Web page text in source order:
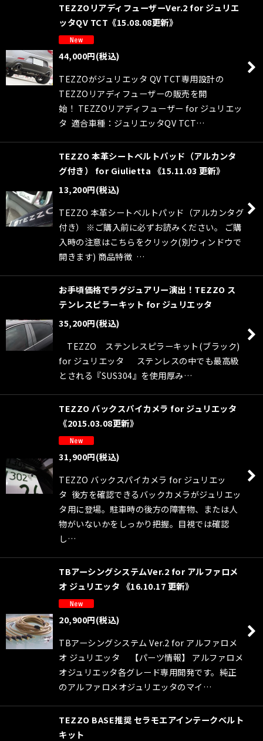
TEZZOリアディフューザーVer.2 for ジュリエ
ッタQV TCT《15.08.08更新》
44,000円(税込)
TEZZOがジュリエッタ QV TCT専用設計の
TEZZOリアディフューザーの販売を開
始！ TEZZOリアディフューザー for ジュリエッ
タ 適合車種：ジュリエッタQV TCT…
TEZZO 本革シートベルトパッド（アルカンタ
グ付き） for Giulietta 《15.11.03 更新》
13,200円(税込)
TEZZO 本革シートベルトパッド（アルカンタグ
付き） ※ご購入前に必ずお読みください。 ご購
入時の注意はこちらをクリック(別ウィンドウで
開きます) 商品特徴 …
お手頃価格でラグジュアリー演出！TEZZO ス
テンレスピラーキット for ジュリエッタ
35,200円(税込)
TEZZO ステンレスピラーキット(ブラック)
for ジュリエッタ ステンレスの中でも最高級
とされる『SUS304』を使用厚み…
TEZZO バックスパイカメラ for ジュリエッタ
《2015.03.08更新》
31,900円(税込)
TEZZO バックスパイカメラ for ジュリエッ
タ 後方を確認できるバックカメラがジュリエッ
タ用に登場。駐車時の後方の障害物、または人
物がいないかをしっかり把握。目視では確認
し…
TBアーシングシステムVer.2 for アルファロメ
オ ジュリエッタ 《16.10.17 更新》
20,900円(税込)
TBアーシングシステム Ver.2 for アルファロメ
オ ジュリエッタ 【パーツ情報】 アルファロメ
オジュリエッタ各グレード専用開発です。純正
のアルファロメオジュリエッタのマイ…
TEZZO BASE推奨 セラモエアインテークベルト
キット